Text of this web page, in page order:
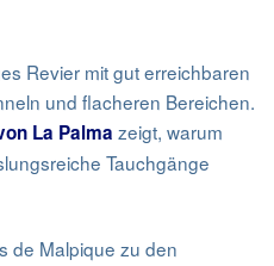
Revier mit gut erreichbaren
und flacheren Bereichen.
La Palma zeigt, warum
Tauchgänge
de Malpique zu den